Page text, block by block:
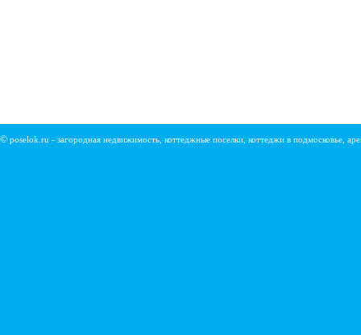
© poselok.ru - загородная недвижимость, коттеджные поселки, коттеджи в подмосковье,